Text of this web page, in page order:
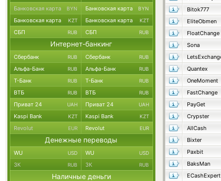
Bitok777
EliteObmen
FloatChange
Sona
Quantex
OneMoment
FastChange
PayGet
Crypster
AllCash
Bixter
Paxbit
BaksMan
ECashExpert
Банковская карта BYN Банковская карта BYN
Банковская карта KZT Банковская карта KZT
СБП RUB СБП RUB
Интернет-банкинг
Сбербанк RUB Сбербанк RUB
Альфа-Банк RUB Альфа-Банк RUB
Т-Банк RUB Т-Банк RUB
ВТБ RUB ВТБ RUB
Приват 24 UAH Приват 24 UAH
Kaspi Bank KZT Kaspi Bank KZT
Revolut EUR Revolut EUR
Денежные переводы
WU USD WU USD
ЗК RUB ЗК RUB
Наличные деньги